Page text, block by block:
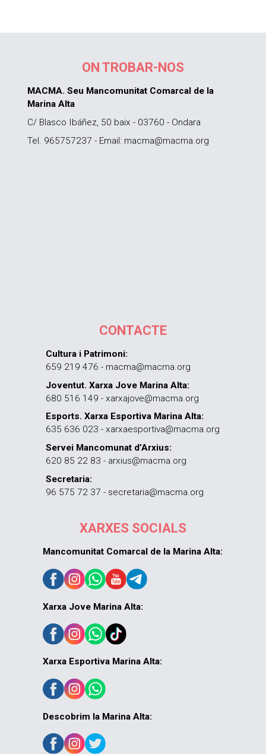
ON TROBAR-NOS
MACMA. Seu Mancomunitat Comarcal de la
Marina Alta
C/ Blasco Ibáñez, 50 baix - 03760 - Ondara
Tel. 965757237 - Email: macma@macma.org
CONTACTE
Cultura i Patrimoni:
659 219 476 - macma@macma.org
Joventut. Xarxa Jove Marina Alta:
680 516 149 - xarxajove@macma.org
Esports. Xarxa Esportiva Marina Alta:
635 636 023 - xarxaesportiva@macma.org
Servei Mancomunat d’Arxius:
620 85 22 83 - arxius@macma.org
Secretaria:
96 575 72 37 - secretaria@macma.org
XARXES SOCIALS
Mancomunitat Comarcal de la Marina Alta:
Xarxa Jove Marina Alta:
Xarxa Esportiva Marina Alta:
Descobrim la Marina Alta: